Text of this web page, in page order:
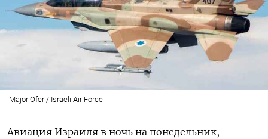
Major Ofer / Israeli Air Force
Авиация Израиля в ночь на понедельник,